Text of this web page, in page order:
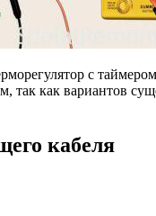
с
так как вариантов
кабеля